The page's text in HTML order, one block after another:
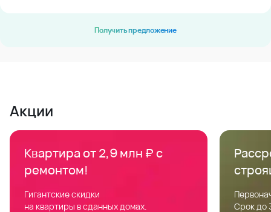
Получить предложение
Акции
Квартира от 2,9 млн ₽ с
ремонтом!
Гигантские скидки
на квартиры в сданных домах.
Срок до